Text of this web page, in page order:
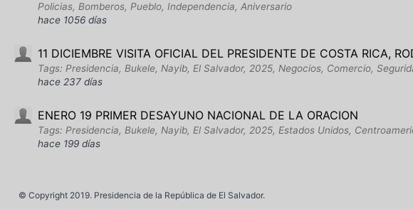
Policias, Bomberos, Pueblo, Independencia, Aniversario
hace 1056 días
11 DICIEMBRE VISITA OFICIAL DEL PRESIDENTE DE COSTA RICA,
Tags: Presidencia, Bukele, Nayib, El Salvador, 2025, Negocios, Comercio,
hace 237 días
ENERO 19 PRIMER DESAYUNO NACIONAL DE LA ORACION
Tags: Presidencia, Bukele, Nayib, El Salvador, 2025, Estados Unidos,
hace 199 días
© Copyright 2019. Presidencia de la República de El Salvador.